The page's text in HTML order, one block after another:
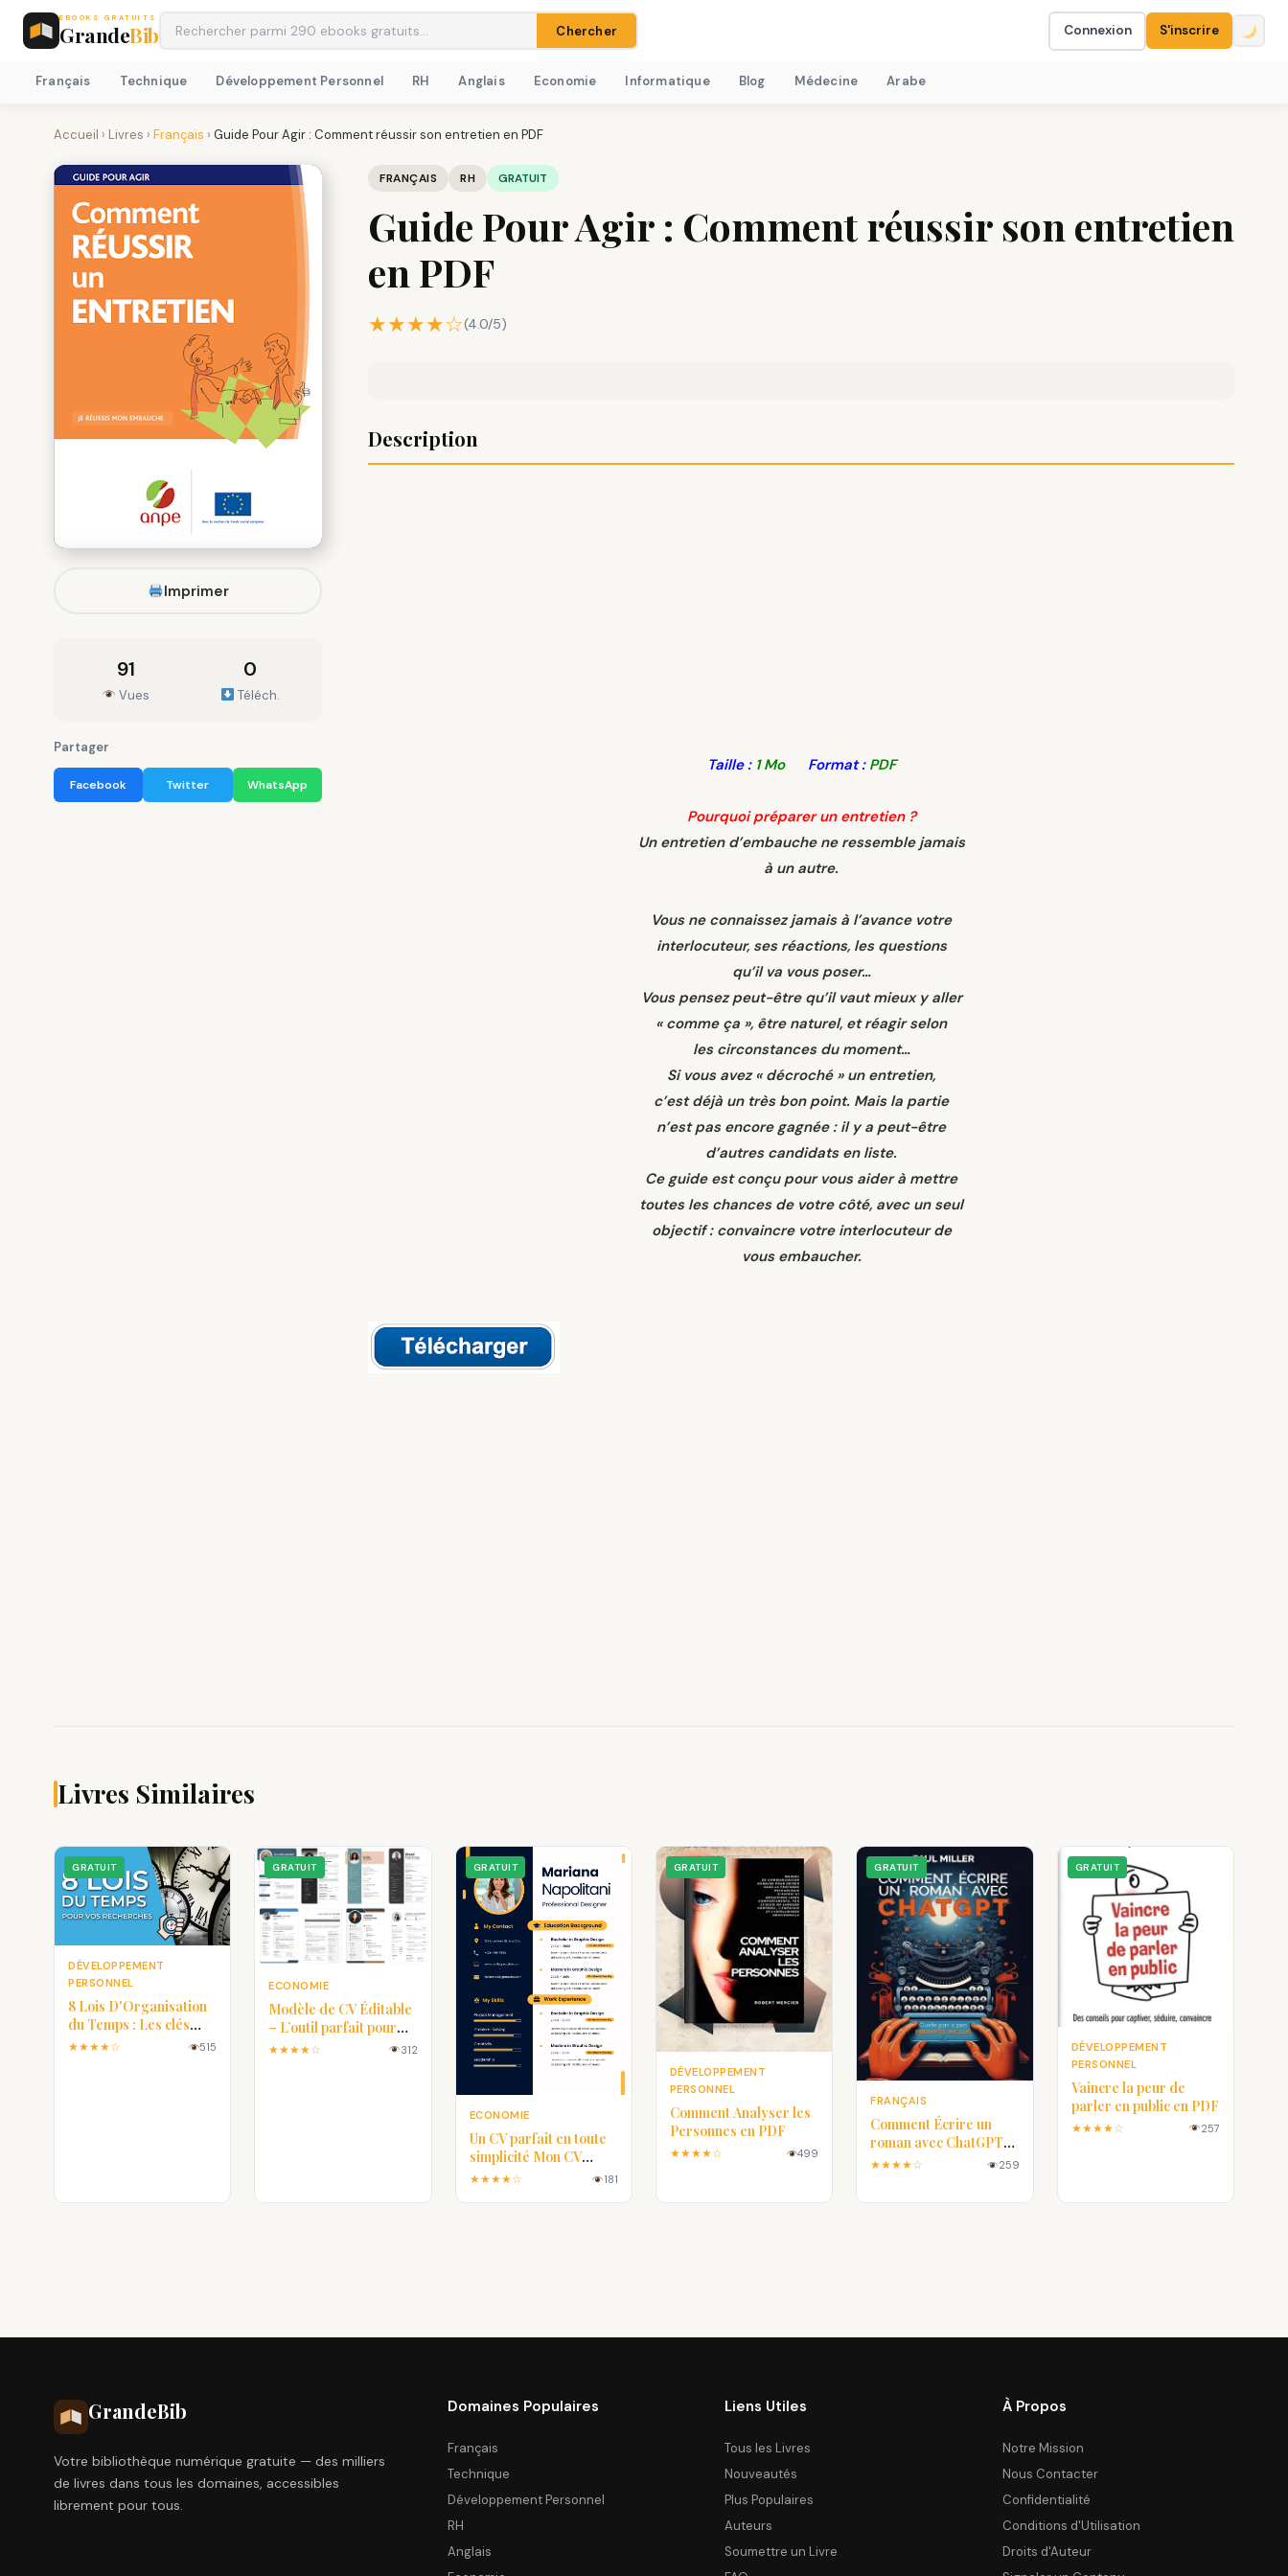
EBOOKS GRATUITS
GrandeBib Chercher Connexion S'inscrire
Français Technique Développement Personnel RH Anglais Economie Informatique Blog Médecine Arabe
Accueil › Livres › Français › Guide Pour Agir : Comment réussir son entretien en PDF
Imprimer
91
Vues
0
Téléch.
Partager
Facebook Twitter WhatsApp
FRANÇAIS RH GRATUIT
Guide Pour Agir : Comment réussir son entretien
en PDF
★★★★☆(4.0/5)
Description
Taille : 1 Mo Format : PDF
Pourquoi préparer un entretien ?
Un entretien d’embauche ne ressemble jamais
à un autre.
Vous ne connaissez jamais à l’avance votre
interlocuteur, ses réactions, les questions
qu’il va vous poser…
Vous pensez peut-être qu’il vaut mieux y aller
« comme ça », être naturel, et réagir selon
les circonstances du moment…
Si vous avez « décroché » un entretien,
c’est déjà un très bon point. Mais la partie
n’est pas encore gagnée : il y a peut-être
d’autres candidats en liste.
Ce guide est conçu pour vous aider à mettre
toutes les chances de votre côté, avec un seul
objectif : convaincre votre interlocuteur de
vous embaucher.
Livres Similaires
GRATUIT
DÉVELOPPEMENT
PERSONNEL
8 Lois D'Organisation
du Temps : Les clés
pour une vie plus
★★★★☆ 515
GRATUIT
ECONOMIE
Modèle de CV Éditable
– L’outil parfait pour
créer un CV
★★★★☆ 312
GRATUIT
ECONOMIE
Un CV parfait en toute
simplicité Mon CV
Parfait
★★★★☆ 181
GRATUIT
DÉVELOPPEMENT
PERSONNEL
Comment Analyser les
Personnes en PDF
★★★★☆ 499
GRATUIT
FRANÇAIS
Comment Écrire un
roman avec ChatGPT
en PDF
★★★★☆ 259
GRATUIT
DÉVELOPPEMENT
PERSONNEL
Vaincre la peur de
parler en public en PDF
★★★★☆ 257
GrandeBib
Votre bibliothèque numérique gratuite — des milliers
de livres dans tous les domaines, accessibles
librement pour tous.
Domaines Populaires
Français
Technique
Développement Personnel
RH
Anglais
Liens Utiles
Tous les Livres
Nouveautés
Plus Populaires
Auteurs
Soumettre un Livre
À Propos
Notre Mission
Nous Contacter
Confidentialité
Conditions d'Utilisation
Droits d'Auteur